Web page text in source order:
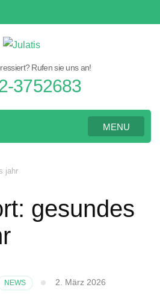
Rufen sie uns an!
3752683
MENU
jahr
gesundes
NEWS 2. März 2026